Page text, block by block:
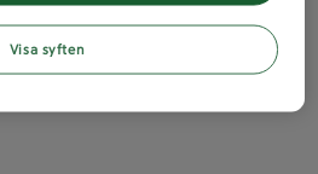
Visa syften